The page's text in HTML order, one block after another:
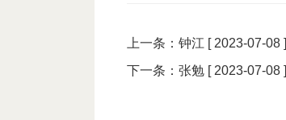
上一条： 钟江 [ 2023-07-08 ]
下一条： 张勉 [ 2023-07-08 ]